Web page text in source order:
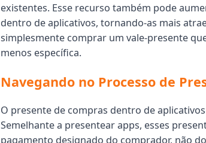
existentes. Esse recurso também pode
dentro de aplicativos, tornando-as mais
simplesmente comprar um vale-presente
menos específica.
Navegando no Processo de
O presente de compras dentro de
Semelhante a presentear apps, esses
pagamento designado do comprador, não